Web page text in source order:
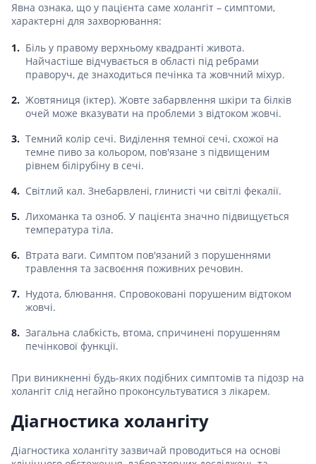
Явна ознака, що у пацієнта саме холангіт – симптоми,
характерні для захворювання:
Біль у правому верхньому квадранті живота.
Найчастіше відчувається в області під ребрами
праворуч, де знаходиться печінка та жовчний міхур.
Жовтяниця (іктер). Жовте забарвлення шкіри та білків
очей може вказувати на проблеми з відтоком жовчі.
Темний колір сечі. Виділення темної сечі, схожої на
темне пиво за кольором, пов'язане з підвищеним
рівнем білірубіну в сечі.
Світлий кал. Знебарвлені, глинисті чи світлі фекалії.
Лихоманка та озноб. У пацієнта значно підвищується
температура тіла.
Втрата ваги. Симптом пов'язаний з порушеннями
травлення та засвоєння поживних речовин.
Нудота, блювання. Спровоковані порушеним відтоком
жовчі.
Загальна слабкість, втома, спричинені порушенням
печінкової функції.
При виникненні будь-яких подібних симптомів та підозр на
холангіт слід негайно проконсультуватися з лікарем.
Діагностика холангіту
Діагностика холангіту зазвичай проводиться на основі